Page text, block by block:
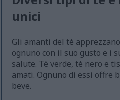
unici
Gli amanti del tè
ognuno con il suo gusto e i
salute. Tè verde, tè nero e
amati. Ognuno di essi offre
beve.